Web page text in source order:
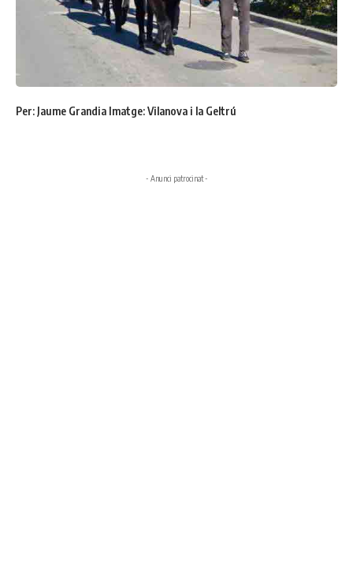
Per: Jaume Grandia Imatge: Vilanova i la Geltrú
- Anunci patrocinat -